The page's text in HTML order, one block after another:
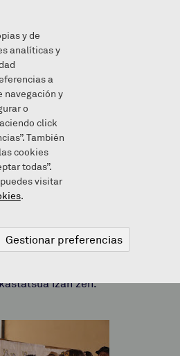
izan zen.
y de
analíticas y
a
navegación y
o
click
También
cookies
todas”.
visitar
.
Gestionar preferencias